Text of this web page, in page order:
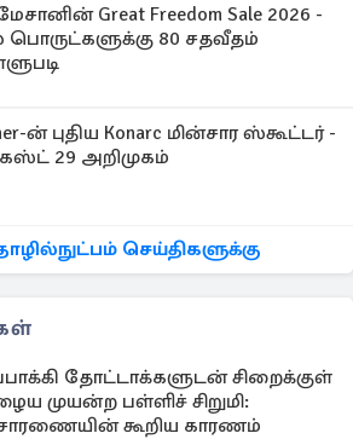
Great Freedom Sale 2026 -
பொருட்களுக்கு 80 சதவீதம்
ன் புதிய Konarc மின்சார ஸ்கூட்டர் -
29 அறிமுகம்
செய்திகளுக்கு
தோட்டாக்களுடன் சிறைக்குள்
முயன்ற பள்ளிச் சிறுமி:
கூறிய காரணம்